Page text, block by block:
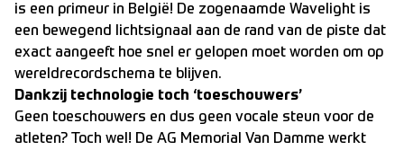
is een primeur in België! De zogenaamde Wavelight is
een bewegend lichtsignaal aan de rand van de piste dat
exact aangeeft hoe snel er gelopen moet worden om op
wereldrecordschema te blijven.
Dankzij technologie toch ‘toeschouwers’
Geen toeschouwers en dus geen vocale steun voor de
atleten? Toch wel! De AG Memorial Van Damme werkt